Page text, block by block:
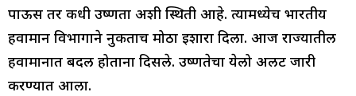
पाऊस तर कधी उष्णता अशी स्थिती आहे. त्यामध्येच भारतीय
हवामान विभागाने नुकताच मोठा इशारा दिला. आज राज्यातील
हवामानात बदल होताना दिसले. उष्णतेचा येलो अलर्ट जारी
करण्यात आला.